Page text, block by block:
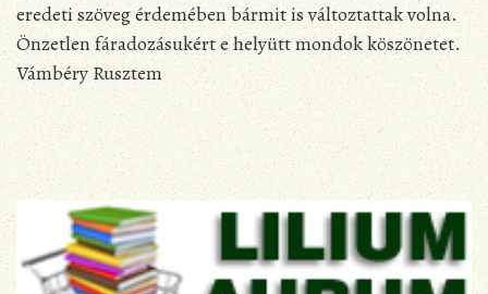
eredeti szöveg érdemében bármit is változtattak volna.
Önzetlen fáradozásukért e helyütt mondok köszönetet.
Vámbéry Rusztem